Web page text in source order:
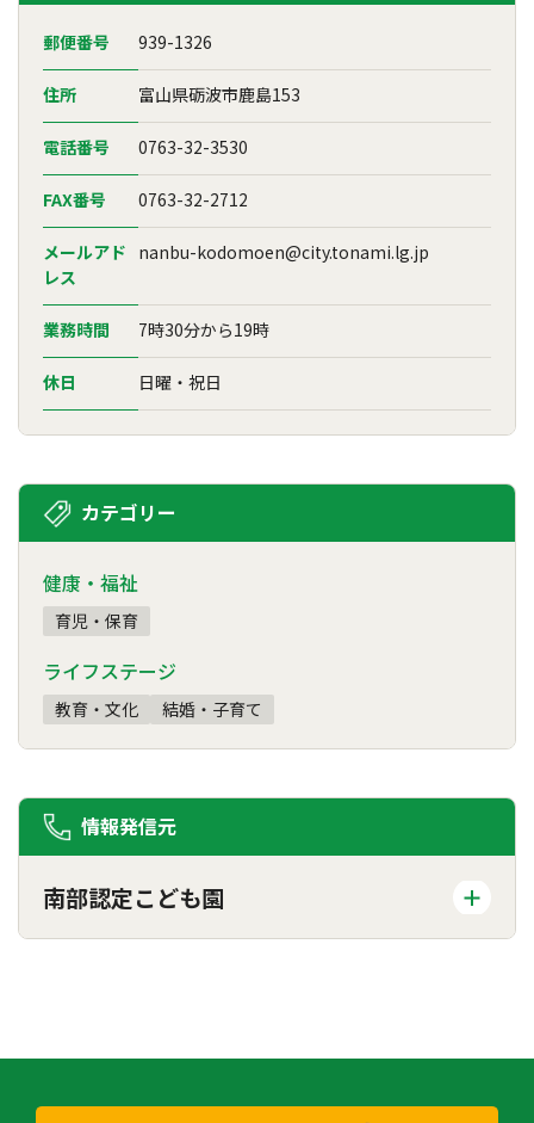
郵便番号 939-1326
住所 富山県砺波市鹿島153
電話番号 0763-32-3530
FAX番号 0763-32-2712
メールアド
レス
nanbu-kodomoen@city.tonami.lg.jp
業務時間 7時30分から19時
休日 日曜・祝日
カテゴリー
健康・福祉
育児・保育
ライフステージ
教育・文化 結婚・子育て
情報発信元
南部認定こども園